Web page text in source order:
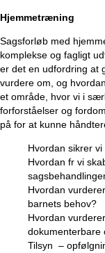
Hjemmetræning
Sagsforløb med
komplekse og fagligt
er det en udfordring at
vurdere om, og
et område, hvor vi i
forforståelser og
på for at kunne
Hvordan sikrer
Hvordan fr vi
Hvordan
barnets behov?
Hvordan
dokumenterbare
Tilsyn –